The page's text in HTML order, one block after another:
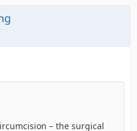
– the surgical